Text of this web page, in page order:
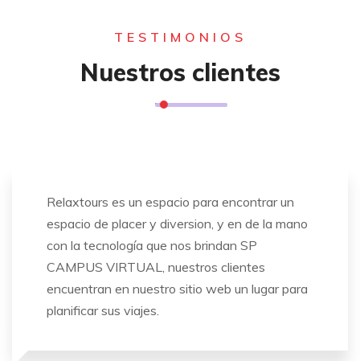
TESTIMONIOS
Nuestros clientes
Relaxtours es un espacio para encontrar un
espacio de placer y diversion, y en de la mano
con la tecnología que nos brindan SP
CAMPUS VIRTUAL, nuestros clientes
encuentran en nuestro sitio web un lugar para
planificar sus viajes.